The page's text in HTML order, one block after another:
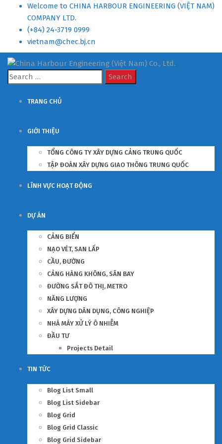
Welcome to CHINA HARBOUR ENGINEERING (VIỆT NAM)
COMPANY LTD.
(+84) 24-3719 0999
vietnam@chec.bj.cn
Search
for:
TRANG CHỦ
GIỚI THIỆU
TỔNG CÔNG TY XÂY DỰNG CẢNG TRUNG QUỐC
TẬP ĐOÀN XÂY DỰNG GIAO THÔNG TRUNG QUỐC
LĨNH VỰC HOẠT ĐỘNG
DỰ ÁN
CẢNG BIỂN
NẠO VÉT, SAN LẤP
CẦU, ĐƯỜNG
CẢNG HÀNG KHÔNG, SÂN BAY
ĐƯỜNG SẮT ĐÔ THỊ, METRO
NĂNG LƯỢNG
XÂY DỰNG DÂN DỤNG, CÔNG NGHIỆP
NHÀ MÁY XỬ LÝ Ô NHIỄM
ĐẦU TƯ
Projects Detail
TIN TỨC
Blog List Small
Blog List Sidebar
Blog Grid
Blog Grid Classic
Blog Grid Sidebar